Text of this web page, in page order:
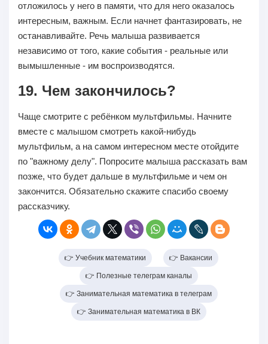
отложилось у него в памяти, что для него оказалось
интересным, важным. Если начнет фантазировать, не
останавливайте. Речь малыша развивается
независимо от того, какие события - реальные или
вымышленные - им воспроизводятся.
19. Чем закончилось?
Чаще смотрите с ребёнком мультфильмы. Начните
вместе с малышом смотреть какой-нибудь
мультфильм, а на самом интересном месте отойдите
по "важному делу". Попросите малыша рассказать вам
позже, что будет дальше в мультфильме и чем он
закончится. Обязательно скажите спасибо своему
рассказчику.
👉 Учебник математики 👉 Вакансии
👉 Полезные телеграм каналы
👉 Занимательная математика в телеграм
👉 Занимательная математика в ВК